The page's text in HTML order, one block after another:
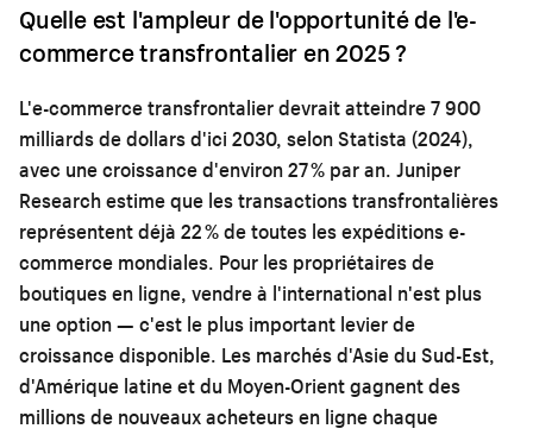
Quelle est l'ampleur de l'opportunité de l'e-
commerce transfrontalier en 2025 ?
L'e-commerce transfrontalier devrait atteindre 7 900
milliards de dollars d'ici 2030, selon Statista (2024),
avec une croissance d'environ 27 % par an. Juniper
Research estime que les transactions transfrontalières
représentent déjà 22 % de toutes les expéditions e-
commerce mondiales. Pour les propriétaires de
boutiques en ligne, vendre à l'international n'est plus
une option — c'est le plus important levier de
croissance disponible. Les marchés d'Asie du Sud-Est,
d'Amérique latine et du Moyen-Orient gagnent des
millions de nouveaux acheteurs en ligne chaque